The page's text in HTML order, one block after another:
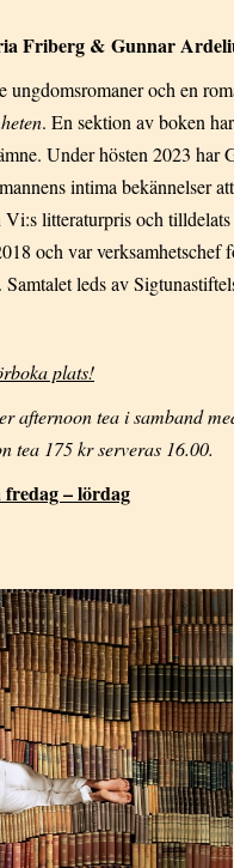
Friberg & Gunnar
ungdomsromaner och en
. En sektion av boken
Under hösten 2023
intima bekännelser
litteraturpris och
och var
Samtalet leds av
plats!
afternoon tea i samband
tea 175 kr serveras 16.00.
fredag – lördag